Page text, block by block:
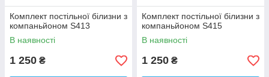
Комплект постільної білизни з
компаньйоном S413
В наявності
1 250 ₴
Комплект постільної білизни з
компаньйоном S415
В наявності
1 250 ₴